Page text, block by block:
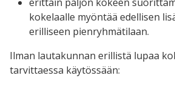
kokelaalle myöntää edellisen
erilliseen pienryhmätilaan.
Ilman lautakunnan erillistä lupaa
tarvittaessa käytössään: